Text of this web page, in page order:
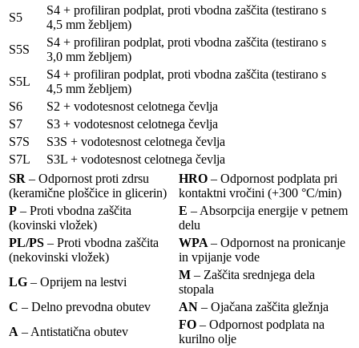
S5
S4 + profiliran podplat, proti vbodna zaščita (testirano s
4,5 mm žebljem)
S5S
S4 + profiliran podplat, proti vbodna zaščita (testirano s
3,0 mm žebljem)
S5L
S4 + profiliran podplat, proti vbodna zaščita (testirano s
4,5 mm žebljem)
S6
S2 + vodotesnost celotnega čevlja
S7
S3 + vodotesnost celotnega čevlja
S7S
S3S + vodotesnost celotnega čevlja
S7L
S3L + vodotesnost celotnega čevlja
SR – Odpornost proti zdrsu
(keramične ploščice in glicerin)
HRO – Odpornost podplata pri
kontaktni vročini (+300 °C/min)
P – Proti vbodna zaščita
(kovinski vložek)
E – Absorpcija energije v petnem
delu
PL/PS – Proti vbodna zaščita
(nekovinski vložek)
WPA – Odpornost na pronicanje
in vpijanje vode
LG – Oprijem na lestvi
M – Zaščita srednjega dela
stopala
C – Delno prevodna obutev AN – Ojačana zaščita gležnja
A – Antistatična obutev
FO – Odpornost podplata na
kurilno olje